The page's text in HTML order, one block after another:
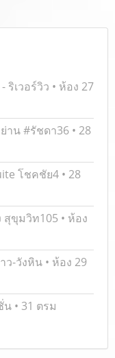
เวอร์วิว • ห้อง 27
าน #รัชดา36 • 28
โชคชัย4 • 28
ขุมวิท105 • ห้อง
ว-วังหิน • ห้อง 29
• 31 ตรม